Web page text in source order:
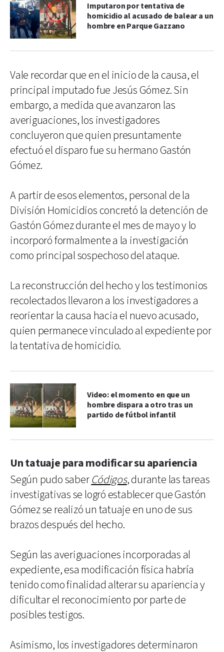
Imputaron por tentativa de
homicidio al acusado de balear a un
hombre en Parque Gazzano
Vale recordar que en el inicio de la causa, el
principal imputado fue Jesús Gómez. Sin
embargo, a medida que avanzaron las
averiguaciones, los investigadores
concluyeron que quien presuntamente
efectuó el disparo fue su hermano Gastón
Gómez.
A partir de esos elementos, personal de la
División Homicidios concretó la detención de
Gastón Gómez durante el mes de mayo y lo
incorporó formalmente a la investigación
como principal sospechoso del ataque.
La reconstrucción del hecho y los testimonios
recolectados llevaron a los investigadores a
reorientar la causa hacia el nuevo acusado,
quien permanece vinculado al expediente por
la tentativa de homicidio.
Video: el momento en que un
hombre dispara a otro tras un
partido de fútbol infantil
Un tatuaje para modificar su apariencia
Según pudo saberCódigos, durante las tareas
investigativas se logró establecer que Gastón
Gómez se realizó un tatuaje en uno de sus
brazos después del hecho.
Según las averiguaciones incorporadas al
expediente, esa modificación física habría
tenido como finalidad alterar su apariencia y
dificultar el reconocimiento por parte de
posibles testigos.
Asimismo, los investigadores determinaron